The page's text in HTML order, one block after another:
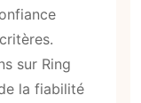
sur Ring
la fiabilité